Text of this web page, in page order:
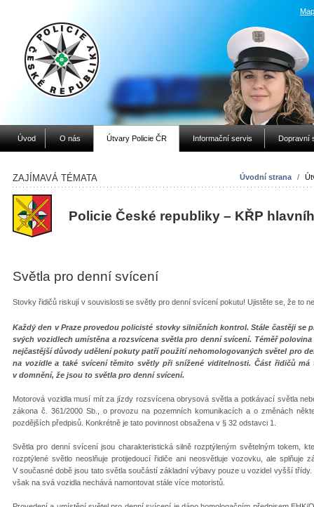
Úvod O nás Útvary Policie ČR Informační servis Dopravní
Úvodní strana /
ZAJÍMAVÁ TÉMATA
Policie České republiky – KŘP
Světla pro denní svícení
Stovky řidičů riskují v souvislosti se světly pro denní svícení pokutu! Ujistěte se, že to
Každý den v Praze provedou policisté stovky silničních kontrol. Stále častěji se
svých vozidlech umístěna a rozsvícena světla pro denní svícení. Téměř
nejčastější důvody udělení pokuty patří použití nehomologovaných světel pro
na vozidle a také svícení těmito světly při snížené viditelnosti. Část řidičů
v domnění, že jsou to světla pro denní svícení.
Motorová vozidla musí mít za jízdy rozsvícena obrysová světla a potkávací světla
zákona č. 361/2000 Sb., o provozu na pozemních komunikacích a o změnách
pozdějších předpisů. Konkrétně je tato povinnost obsažena v § 32 odstavci 1.
Světla pro denní svícení jsou charakteristická silně rozptýleným světelným tokem,
rozptýlené světlo neoslňuje protijedoucí řidiče ani neosvětluje vozovku, ale splňuje
V současné době jsou tato světla součástí základní výbavy pouze u vozidel vyšší
však na svá vozidla nechává namontovat stále více motoristů.